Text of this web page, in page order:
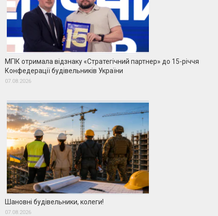
МГІК отримала відзнаку «Стратегічний партнер» до 15-річчя
Конфедерації будівельників України
07.08.2026
Шановні будівельники, колеги!
07.08.2026